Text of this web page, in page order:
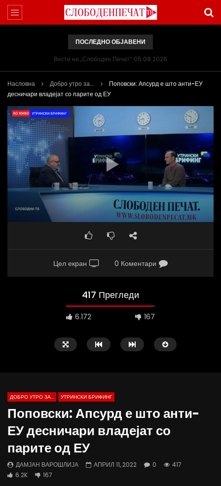
ПОСЛЕДНО ОБЈАВЕНИ
Вести на „Слободен Печат“ 05.08.2026
Насловна Добро утро за...
Поповски: Апсурд е што анти-ЕУ
десничари владејат со парите од ЕУ
Цел екран 0 Коментари
417 Прегледи
6.172 167
Д-р Беговиќ: Обуката на лекарите
трае предолго за да дозволиме лесно
ДАМЈАН ВАРОШЛИЈА
ДОБРО УТРО ЗА... УТРИНСКИ БРИФИНГ
Поповски: Апсурд е што анти-
ЕУ десничари владејат со
парите од ЕУ
ДАМЈАН ВАРОШЛИЈА АПРИЛ 11, 2022 0
417
6.2K
167